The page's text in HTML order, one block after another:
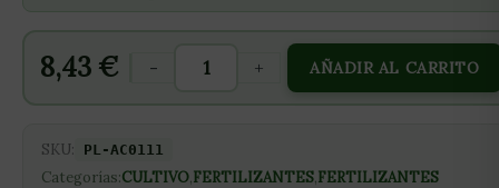
8,43 € - + AÑADIR AL CARRITO
SKU: PL-AC0111
Categorías:CULTIVO,FERTILIZANTES,FERTILIZANTES